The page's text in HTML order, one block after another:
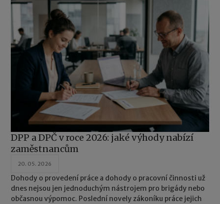
DPP a DPČ v roce 2026: jaké výhody nabízí
zaměstnancům
20. 05. 2026
Dohody o provedení práce a dohody o pracovní činnosti už
dnes nejsou jen jednoduchým nástrojem pro brigády nebo
občasnou výpomoc. Poslední novely zákoníku práce jejich